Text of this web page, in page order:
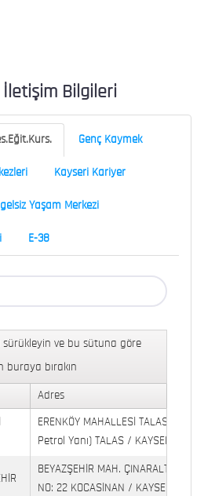
İletişim Bilgileri
Genç Kaymek
Kayseri Kariyer
Yaşam Merkezi
E-38
sürükleyin ve bu sütuna göre
buraya bırakın
Adres
ERENKÖY MAHALLESİ TALAS
Petrol Yanı) TALAS / KAYSERİ
BEYAZŞEHİR MAH. ÇINARALTI
NO: 22 KOCASİNAN / KAYSERİ